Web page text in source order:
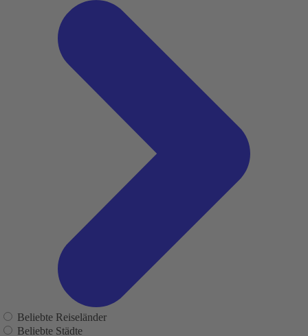
Beliebte Reiseländer
Beliebte Städte